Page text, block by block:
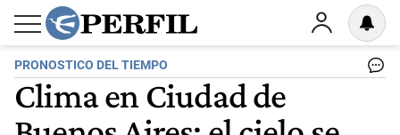
PRONOSTICO DEL TIEMPO
Clima en Ciudad de